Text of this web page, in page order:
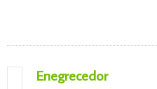
Enegrecedor